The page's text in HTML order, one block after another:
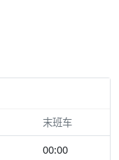
末班车
00:00